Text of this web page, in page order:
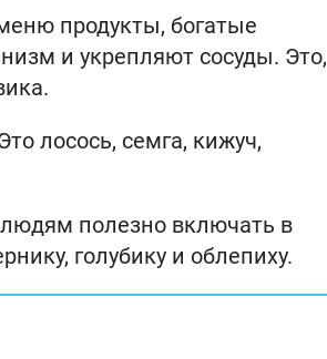
продукты, богатые
и укрепляют сосуды. Это,
лосось, семга, кижуч,
полезно включать в
голубику и облепиху.